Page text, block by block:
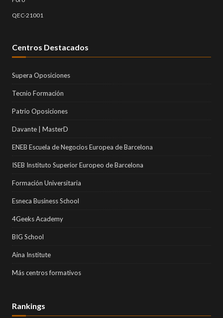
QEC-21001
Centros Destacados
Supera Oposiciones
Tecnio Formación
Patrio Oposiciones
Davante | MasterD
ENEB Escuela de Negocios Europea de Barcelona
ISEB Instituto Superior Europeo de Barcelona
Formación Universitaria
Esneca Business School
4Geeks Academy
BIG School
Aina Institute
Más centros formativos
Rankings